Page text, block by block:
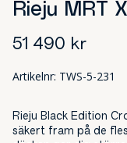
Rieju MRT
51 490 kr
Artikelnr: TWS-5-231
Rieju Black Edition
säkert fram på de